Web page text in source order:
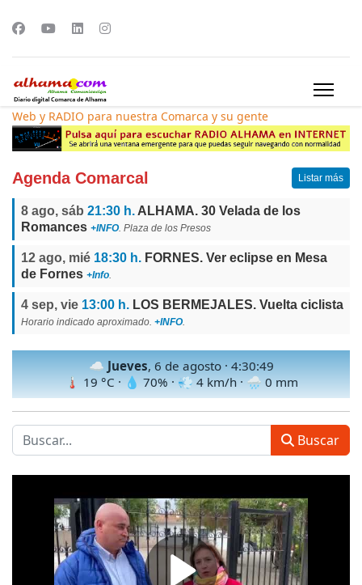
Web y RADIO para nuestra Comarca y su gente
Agenda Comarcal Listar más
8 ago, sáb 21:30 h. ALHAMA. 30 Velada de los
Romances +INFO. Plaza de los Presos
12 ago, mié 18:30 h. FORNES. Ver eclipse en Mesa
de Fornes +Info.
4 sep, vie 13:00 h. LOS BERMEJALES. Vuelta ciclista
Horario indicado aproximado. +INFO.
☁️ Jueves, 6 de agosto · 4:30:51
🌡 19 °C · 💧 70% · 💨 4km/h · 🌧 0 mm
Buscar